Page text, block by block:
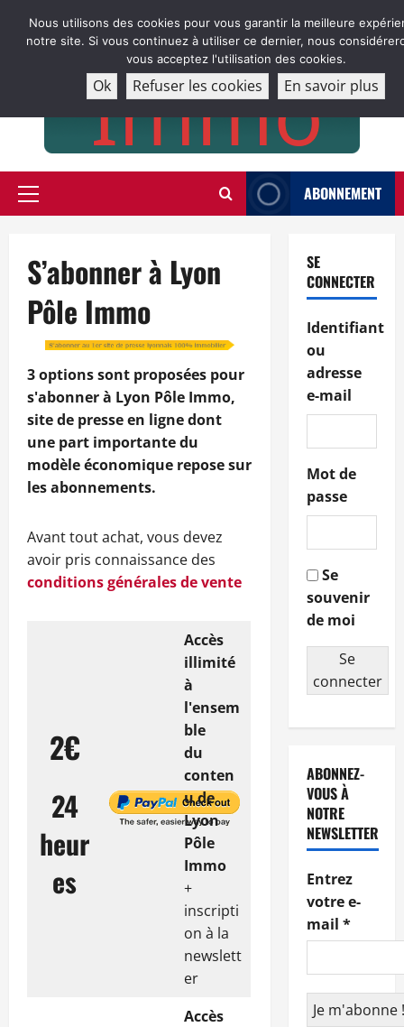
Menu
ABONNEMENT
S’abonner à Lyon
Pôle Immo
3 options sont proposées pour
s'abonner à Lyon Pôle Immo,
site de presse en ligne dont
une part importante du
modèle économique repose sur
les abonnements.
Avant tout achat, vous devez
avoir pris connaissance des
conditions générales de vente
2€
24
heur
es
Accès
illimité
à
l'ensem
ble
du
conten
u de
Lyon
Pôle
Immo
+
inscripti
on à la
newslett
er
Accès
SE
CONNECTER
Identifiant
ou
adresse
e-mail
Mot de
passe
Se
souvenir
de moi
Se
connecter
ABONNEZ-
VOUS À
NOTRE
NEWSLETTER
Entrez
votre e-
mail *
Nous utilisons des cookies pour vous garantir la meilleure
notre site. Si vous continuez à utiliser ce dernier, nous
vous acceptez l'utilisation des cookies.
Ok Refuser les cookies En savoir plus